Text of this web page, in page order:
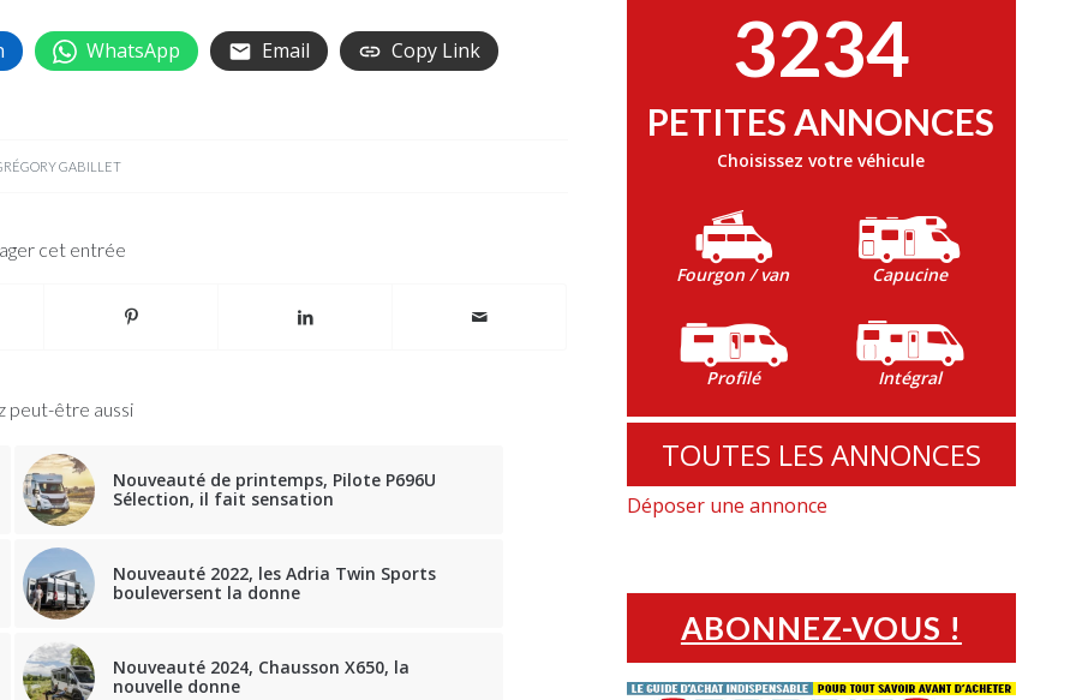
WhatsApp Email Copy Link
GABILLET
cet entrée
peut-être aussi
Nouveauté de printemps, Pilote P696U
Sélection, il fait sensation
Nouveauté 2022, les Adria Twin Sports
bouleversent la donne
Nouveauté 2024, Chausson X650, la
nouvelle donne
3234
PETITES ANNONCES
Choisissez votre véhicule
Fourgon / van Capucine
Profilé Intégral
TOUTES LES ANNONCES
Déposer une annonce
ABONNEZ-VOUS !